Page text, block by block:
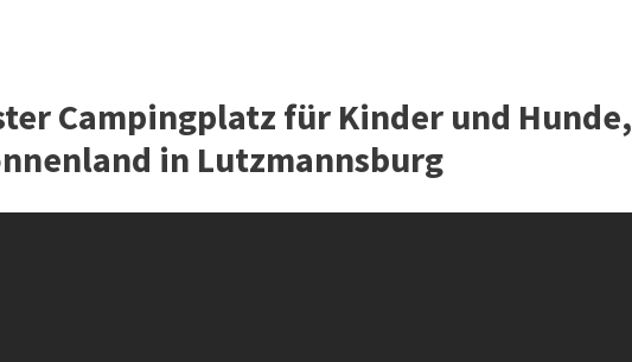
Campingplatz für Kinder und Hunde,
in Lutzmannsburg